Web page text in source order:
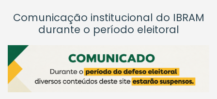
Comunicação institucional do IBRAM
durante o período eleitoral